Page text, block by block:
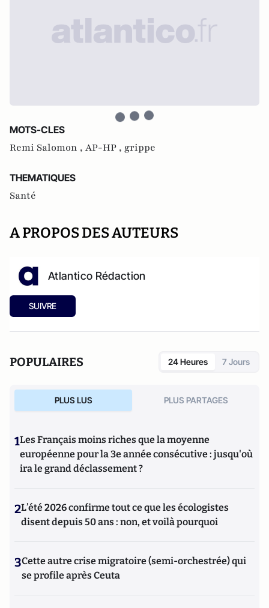
MOTS-CLES
Remi Salomon , AP-HP , grippe
THEMATIQUES
Santé
A PROPOS DES AUTEURS
Atlantico Rédaction
SUIVRE
POPULAIRES 24 Heures 7 Jours
PLUS LUS PLUS PARTAGES
1Les Français moins riches que la moyenne
européenne pour la 3e année consécutive : jusqu'où
ira le grand déclassement ?
2L’été 2026 confirme tout ce que les écologistes
disent depuis 50 ans : non, et voilà pourquoi
3Cette autre crise migratoire (semi-orchestrée) qui
se profile après Ceuta